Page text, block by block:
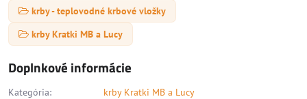
krby - teplovodné krbové vložky
krby Kratki MB a Lucy
Doplnkové informácie
Kategória: krby Kratki MB a Lucy